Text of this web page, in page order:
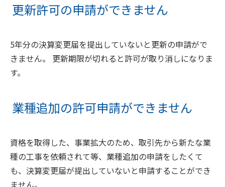
更新許可の申請ができません
5年分の決算変更届を提出していないと更新の申請がで
きません。 更新期限が切れると許可が取り消しになりま
す。
業種追加の許可申請ができません
資格を取得した、事業拡大のため、取引先から新たな業
種の工事を依頼されて等、業種追加の申請をしたくて
も、決算変更届が提出していないと申請することができ
ません。